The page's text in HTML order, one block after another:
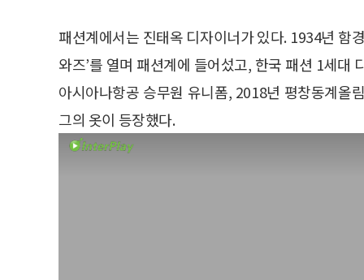
패션계에서는 진태옥 디자이너가 있다. 1934년 함
와즈’를 열며 패션계에 들어섰고, 한국 패션 1세대
아시아나항공 승무원 유니폼, 2018년 평창동계올
그의 옷이 등장했다.